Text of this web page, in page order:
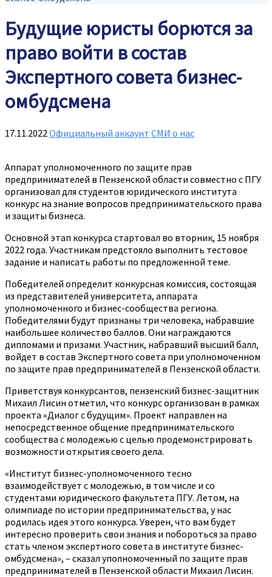
Будущие юристы борются за
право войти в состав
Экспертного совета бизнес-
омбудсмена
17.11.2022Официальный аккаунт СМИ о нас
Аппарат уполномоченного по защите прав
предпринимателей в Пензенской области совместно с ПГУ
организовал для студентов юридического института
конкурс на знание вопросов предпринимательского права
и защиты бизнеса.
Основной этап конкурса стартовал во вторник, 15 ноября
2022 года. Участникам предстояло выполнить тестовое
задание и написать работы по предложенной теме.
Победителей определит конкурсная комиссия, состоящая
из представителей университета, аппарата
уполномоченного и бизнес-сообщества региона.
Победителями будут признаны три человека, набравшие
наибольшее количество баллов. Они награждаются
дипломами и призами. Участник, набравший высший балл,
войдет в состав Экспертного совета при уполномоченном
по защите прав предпринимателей в Пензенской области.
Приветствуя конкурсантов, пензенский бизнес-защитник
Михаил Лисин отметил, что конкурс организован в рамках
проекта «Диалог с будущим». Проект направлен на
непосредственное общение предпринимательского
сообщества с молодежью с целью продемонстрировать
возможности открытия своего дела.
«Институт бизнес-уполномоченного тесно
взаимодействует с молодежью, в том числе и со
студентами юридического факультета ПГУ. Летом, на
олимпиаде по истории предпринимательства, у нас
родилась идея этого конкурса. Уверен, что вам будет
интересно проверить свои знания и побороться за право
стать членом экспертного совета в институте бизнес-
омбудсмена», – сказал уполномоченный по защите прав
предпринимателей в Пензенской области Михаил Лисин.